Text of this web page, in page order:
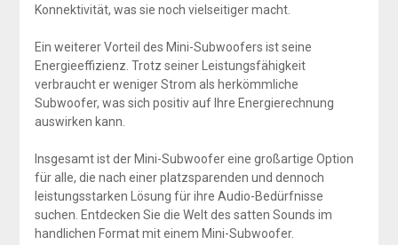
Konnektivität, was sie noch vielseitiger macht.
Ein weiterer Vorteil des Mini-Subwoofers ist seine
Energieeffizienz. Trotz seiner Leistungsfähigkeit
verbraucht er weniger Strom als herkömmliche
Subwoofer, was sich positiv auf Ihre Energierechnung
auswirken kann.
Insgesamt ist der Mini-Subwoofer eine großartige Option
für alle, die nach einer platzsparenden und dennoch
leistungsstarken Lösung für ihre Audio-Bedürfnisse
suchen. Entdecken Sie die Welt des satten Sounds im
handlichen Format mit einem Mini-Subwoofer.